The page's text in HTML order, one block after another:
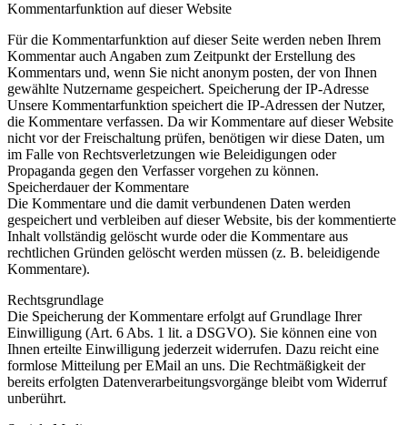
Kommentarfunktion auf dieser Website
Für die Kommentarfunktion auf dieser Seite werden neben Ihrem
Kommentar auch Angaben zum Zeitpunkt der Erstellung des
Kommentars und, wenn Sie nicht anonym posten, der von Ihnen
gewählte Nutzername gespeichert. Speicherung der IP-Adresse
Unsere Kommentarfunktion speichert die IP-Adressen der Nutzer,
die Kommentare verfassen. Da wirKommentare auf dieser Website
nicht vor der Freischaltung prüfen, benötigen wir diese Daten, um
im Falle von Rechtsverletzungen wie Beleidigungen oder
Propaganda gegen den Verfasser vorgehen zu können.
Speicherdauer der Kommentare
Die Kommentare und die damit verbundenen Daten werden
gespeichert und verbleiben auf dieser Website, bis der kommentierte
Inhalt vollständig gelöscht wurde oder die Kommentare aus
rechtlichen Gründen gelöscht werden müssen (z. B. beleidigende
Kommentare).
Rechtsgrundlage
Die Speicherung der Kommentare erfolgt auf Grundlage Ihrer
Einwilligung (Art. 6 Abs. 1 lit. a DSGVO). Sie können eine von
Ihnen erteilte Einwilligung jederzeit widerrufen. Dazu reicht eine
formlose Mitteilung per EMail an uns. Die Rechtmäßigkeit der
bereits erfolgten Datenverarbeitungsvorgänge bleibt vom Widerruf
unberührt.